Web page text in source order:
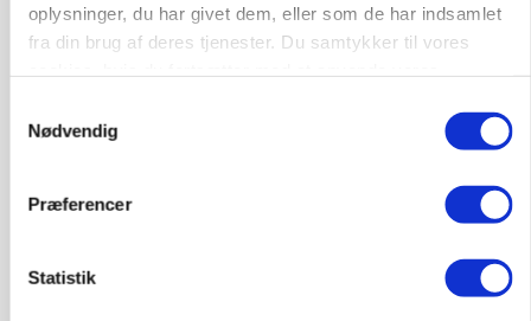
oplysninger, du har givet dem, eller som de har indsamlet
fra din brug af deres tjenester. Du samtykker til vores
Nødvendig
Præferencer
Statistik
Annonce
Folketinget behandler ny gødskningslov: Sådan
kan den ændre din bedrift fra 2027